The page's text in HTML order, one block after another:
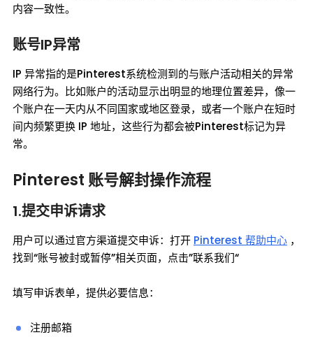
内容一致性。
账号IP异常
IP 异常指的是Pinterest系统检测到的与账户活动相关的异常
网络行为。比如账户的活动显示出明显的地理位置差异，像一
个账户在一天内从不同国家或地区登录，或者一个账户在短时
间内频繁更换 IP 地址，这些行为都会被Pinterest标记为异
常。
Pinterest 账号解封操作流程
1.提交申诉请求
用户可以通过官方渠道提交申诉：打开 Pinterest 帮助中心 ，
找到“账号被封或暂停”相关页面，点击”联系我们“
填写申诉表单，提供必要信息：
注册邮箱